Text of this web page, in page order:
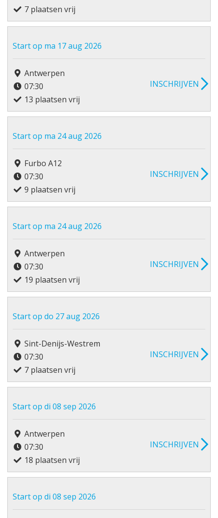
7 plaatsen vrij
Start op ma 17 aug 2026
INSCHRIJVEN
Antwerpen
07:30
13 plaatsen vrij
Start op ma 24 aug 2026
INSCHRIJVEN
Furbo A12
07:30
9 plaatsen vrij
Start op ma 24 aug 2026
INSCHRIJVEN
Antwerpen
07:30
19 plaatsen vrij
Start op do 27 aug 2026
INSCHRIJVEN
Sint-Denijs-Westrem
07:30
7 plaatsen vrij
Start op di 08 sep 2026
INSCHRIJVEN
Antwerpen
07:30
18 plaatsen vrij
Start op di 08 sep 2026